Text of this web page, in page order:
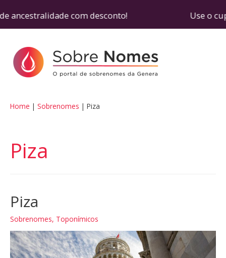
ancestralidade com desconto! Use o cupom
Home Sobrenomes Piza
Piza
Piza
Sobrenomes, Toponímicos